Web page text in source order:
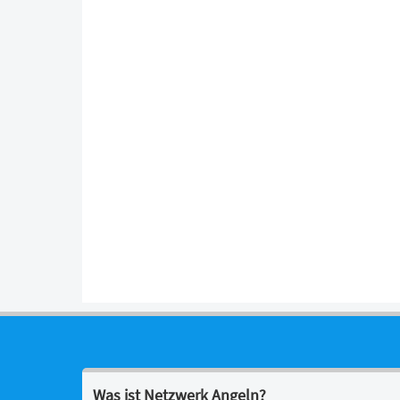
Was ist Netzwerk Angeln?